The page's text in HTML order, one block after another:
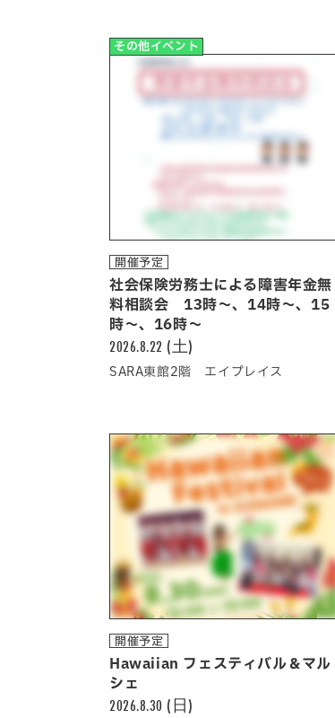
その他イベント
開催予定
社会保険労務士による障害年金無
料相談会 13時～、14時～、15
時～、16時～
2026.8.22 (土)
SARA東館2階 エイプレイス
開催予定
Hawaiian フェスティバル＆マル
シェ
2026.8.30 (日)